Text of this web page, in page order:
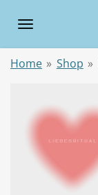
Hauptinhalt
springen
Home » Shop »